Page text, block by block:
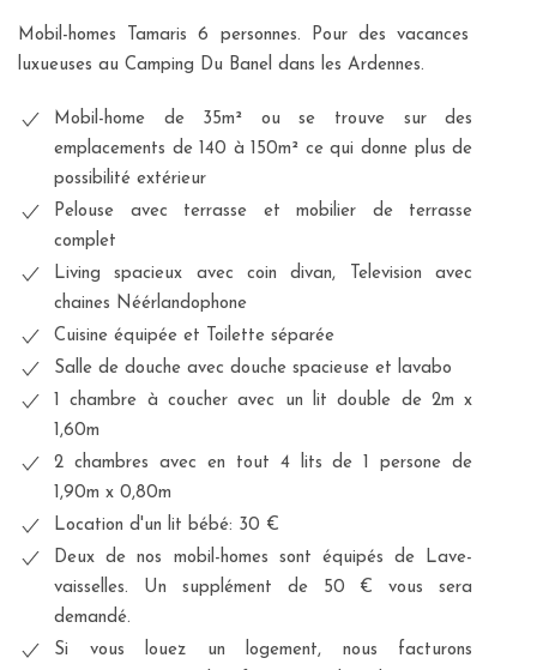
Mobil-homes Tamaris 6 personnes. Pour des vacances
luxueuses au Camping Du Banel dans les Ardennes.
Mobil-home de 35m² ou se trouve sur des
emplacements de 140 à 150m² ce qui donne plus de
possibilité extérieur
Pelouse avec terrasse et mobilier de terrasse
complet
Living spacieux avec coin divan, Television avec
chaines Néérlandophone
Cuisine équipée et Toilette séparée
Salle de douche avec douche spacieuse et lavabo
1 chambre à coucher avec un lit double de 2m x
1,60m
2 chambres avec en tout 4 lits de 1 persone de
1,90m x 0,80m
Location d'un lit bébé: 30 €
Deux de nos mobil-homes sont équipés de Lave-
vaisselles. Un supplément de 50 € vous sera
demandé.
Si vous louez un logement, nous facturons